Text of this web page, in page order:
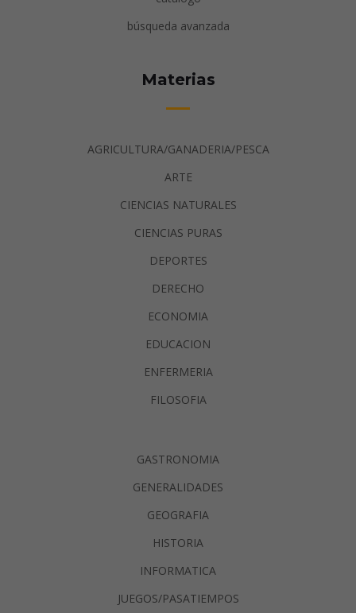
búsqueda avanzada
Materias
AGRICULTURA/GANADERIA/PESCA
ARTE
CIENCIAS NATURALES
CIENCIAS PURAS
DEPORTES
DERECHO
ECONOMIA
EDUCACION
ENFERMERIA
FILOSOFIA
GASTRONOMIA
GENERALIDADES
GEOGRAFIA
HISTORIA
INFORMATICA
JUEGOS/PASATIEMPOS